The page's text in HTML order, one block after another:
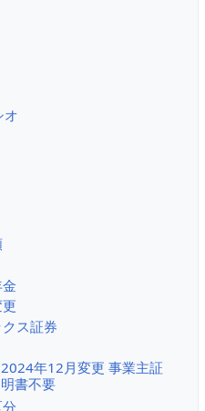
オ
ス証券
2024年12月変更 事業主証
明書不要